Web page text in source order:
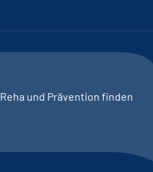
und Prävention finden